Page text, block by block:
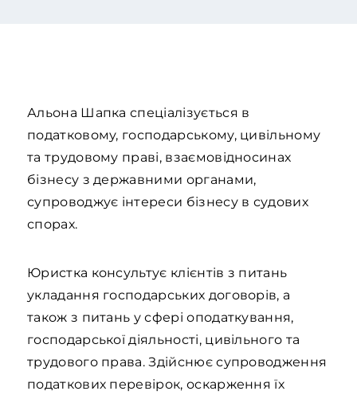
Альона Шапка спеціалізується в
податковому, господарському, цивільному
та трудовому праві, взаємовідносинах
бізнесу з державними органами,
супроводжує інтереси бізнесу в судових
спорах.
Юристка консультує клієнтів з питань
укладання господарських договорів, а
також з питань у сфері оподаткування,
господарської діяльності, цивільного та
трудового права. Здійснює супроводження
податкових перевірок, оскарження їх